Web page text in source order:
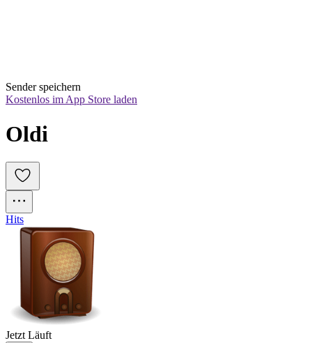
Sender speichern
Kostenlos im App Store laden
Oldi
Hits
Jetzt Läuft